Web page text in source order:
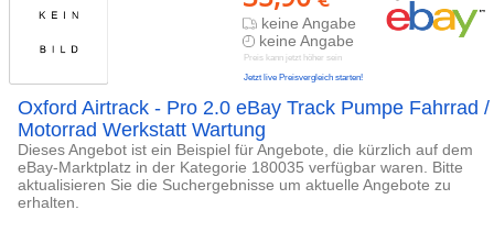
keine Angabe
keine Angabe
Preis kann jetzt höher sein
Jetzt live Preisvergleich starten!
Oxford Airtrack - Pro 2.0 eBay Track Pumpe Fahrrad /
Motorrad Werkstatt Wartung
Dieses Angebot ist ein Beispiel für Angebote, die kürzlich auf dem
eBay-Marktplatz in der Kategorie 180035 verfügbar waren. Bitte
aktualisieren Sie die Suchergebnisse um aktuelle Angebote zu
erhalten.